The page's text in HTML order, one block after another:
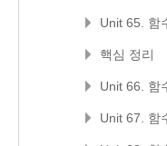
Unit 65. 함
핵심 정리
Unit 66. 함
Unit 67. 함